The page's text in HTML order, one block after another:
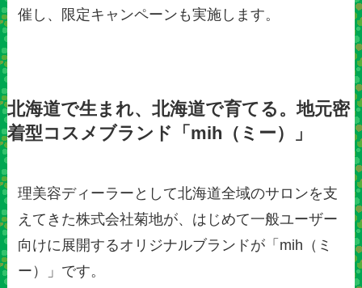
催し、限定キャンペーンも実施します。
北海道で生まれ、北海道で育てる。地元密
着型コスメブランド「mih（ミー）」
理美容ディーラーとして北海道全域のサロンを支
えてきた株式会社菊地が、はじめて一般ユーザー
向けに展開するオリジナルブランドが「mih（ミ
ー）」です。